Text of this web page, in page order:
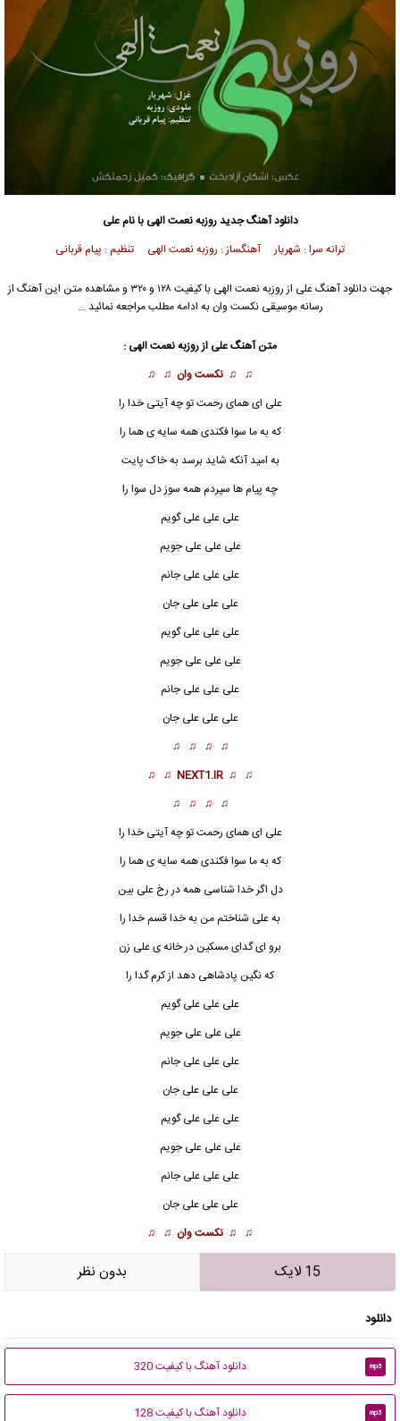
دانلود آهنگ جدیدروزبه نعمت الهی با نام علی
ترانه سرا : شهریار آهنگساز : روزبه نعمت الهی تنظیم : پیام قربانی
جهت دانلود آهنگ علی از روزبه نعمت الهی
با کیفیت ۱۲۸ و ۳۲۰ و مشاهده متن این آهنگ از
رسانه موسیقی نکست وان به ادامه مطلب مراجعه نمائید …
متن آهنگ علی ازروزبه نعمت الهی :
♫ ♫ نکست وان ♫ ♫
علی ای همای رحمت تو چه آیتی خدا را
که به ما سوا فکندی همه سایه ی هما را
به امید آنکه شاید برسد به خاک پایت
چه پیام ها سپردم همه سوز دل سوا را
علی علی علی گویم
علی علی علی جویم
علی علی علی جانم
علی علی علی جان
علی علی علی گویم
علی علی علی جویم
علی علی علی جانم
علی علی علی جان
♫ ♫ ♫ ♫
♫ ♫
NEXT1.IR
♫ ♫
♫ ♫ ♫ ♫
علی ای همای رحمت تو چه آیتی خدا را
که به ما سوا فکندی همه سایه ی هما را
دل اگر خدا شناسی همه در رخ علی بین
به علی شناختم من به خدا قسم خدا را
برو ای گدای مسکین در خانه ی علی زن
که نگین پادشاهی دهد از کرم گدا را
علی علی علی گویم
علی علی علی جویم
علی علی علی جانم
علی علی علی جان
علی علی علی گویم
علی علی علی جویم
علی علی علی جانم
علی علی علی جان
♫ ♫ نکست وان ♫ ♫
15 لایک بدون نظر
دانلود
mp3 دانلود آهنگ با کیفیت 320
mp3 دانلود آهنگ با کیفیت 128